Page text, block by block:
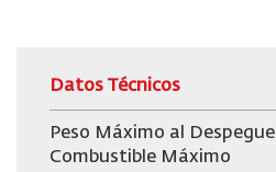
Datos Técnicos
Peso Máximo al Despegue
Combustible Máximo